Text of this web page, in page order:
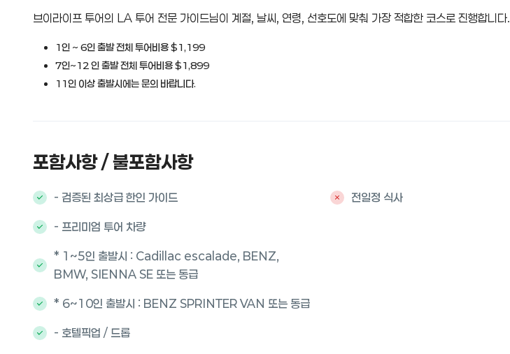
브이라이프 투어의 LA 투어 전문 가이드님이 계절, 날씨, 연령, 선호도에 맞춰 가장 적합한 코스로 진행합니다.
1인 ~ 6인 출발 전체 투어비용 $1,199
7인~12 인 출발 전체 투어비용 $1,899
11인 이상 출발시에는 문의 바랍니다.
포함사항 / 불포함사항
- 검증된 최상급 한인 가이드
- 프리미엄 투어 차량
* 1~5인 출발시 : Cadillac escalade, BENZ,
BMW, SIENNA SE 또는 동급
* 6~10인 출발시 : BENZ SPRINTER VAN 또는 동급
- 호텔픽업 / 드롭
전일정 식사